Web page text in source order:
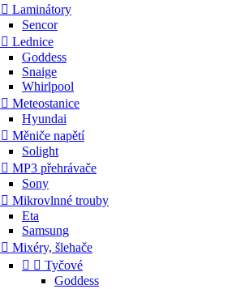
 Laminátory
Sencor
 Lednice
Goddess
Snaige
Whirlpool
 Meteostanice
Hyundai
 Měniče napětí
Solight
 MP3 přehrávače
Sony
 Mikrovlnné trouby
Eta
Samsung
 Mixéry, šlehače
  Tyčové
Goddess